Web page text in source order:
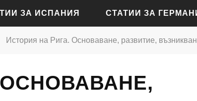
ЗА ИСПАНИЯ
ЗА БАРСЕЛОНА
СТАТИИ ЗА
СТАТИИ ЗА БЕРЛИН
История на Рига. Основаване, развитие,